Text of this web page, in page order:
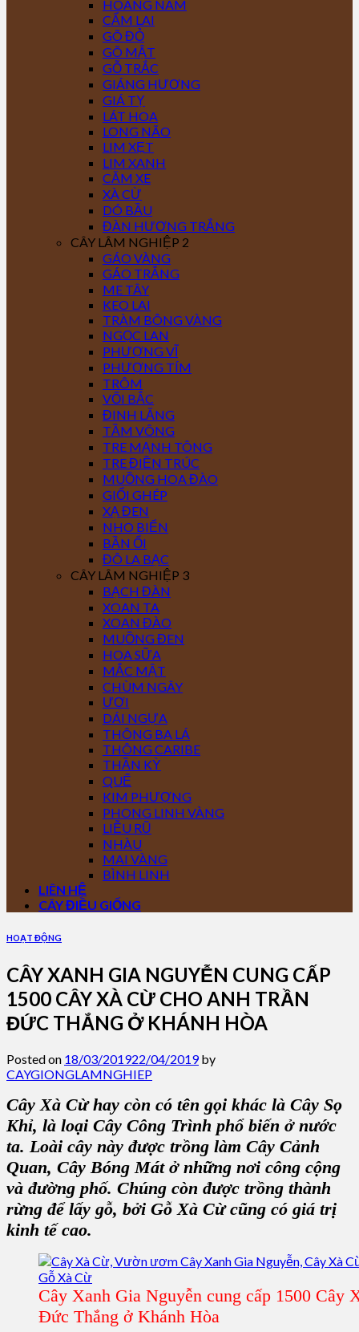
HOÀNG NAM
CẨM LAI
GÕ ĐỎ
GÕ MẬT
GỖ TRẮC
GIÁNG HƯƠNG
GIÁ TỴ
LÁT HOA
LONG NÃO
LIM XẸT
LIM XANH
CĂM XE
XÀ CỪ
DÓ BẦU
ĐÀN HƯƠNG TRẮNG
CÂY LÂM NGHIỆP 2
GÁO VÀNG
GÁO TRẮNG
ME TÂY
KEO LAI
TRÀM BÔNG VÀNG
NGỌC LAN
PHƯỢNG VĨ
PHƯỢNG TÍM
TRÔM
VỐI BẮC
ĐINH LĂNG
TẦM VÔNG
TRE MẠNH TÔNG
TRE ĐIỀN TRÚC
MUỒNG HOA ĐÀO
GIỔI GHÉP
XẠ ĐEN
NHO BIỂN
BẦN ỔI
ĐÔ LA BẠC
CÂY LÂM NGHIỆP 3
BẠCH ĐÀN
XOAN TA
XOAN ĐÀO
MUỒNG ĐEN
HOA SỮA
MẮC MẬT
CHÙM NGÂY
ƯƠI
DÁI NGỰA
THÔNG BA LÁ
THÔNG CARIBE
THẦN KỲ
QUẾ
KIM PHƯỢNG
PHONG LINH VÀNG
LIỄU RŨ
NHÀU
MAI VÀNG
BÌNH LINH
LIÊN HỆ
CÂY ĐIỀU GIỐNG
HOẠT ĐỘNG
CÂY XANH GIA NGUYỄN CUNG CẤP
1500 CÂY XÀ CỪ CHO ANH TRẦN
ĐỨC THẮNG Ở KHÁNH HÒA
Posted on 18/03/201922/04/2019by
CAYGIONGLAMNGHIEP
Cây Xà Cừhay còn có tên gọi khác là Cây Sọ
Khỉ, là loại Cây Công Trình phổ biến ở nước
ta. Loài cây này được trồng làm Cây Cảnh
Quan, Cây Bóng Mát ở những nơi công cộng
và đường phố. Chúng còn được trồng thành
rừng để lấy gỗ, bởi Gỗ Xà Cừcũng có giá trị
kinh tế cao.
Cây Xanh Gia Nguyễn cung cấp 1500 Cây
Đức Thắng ở Khánh Hòa